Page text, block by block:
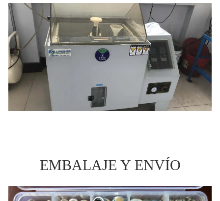
EMBALAJE Y ENVÍO